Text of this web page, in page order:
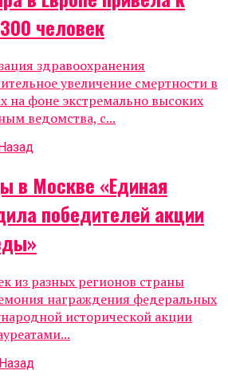
человек
здравоохранения
увеличение смертности в
на фоне экстремально высоких
ведомства, с...
в Москве «Единая
победителей акции
из разных регионов страны
награждения федеральных
исторической акции